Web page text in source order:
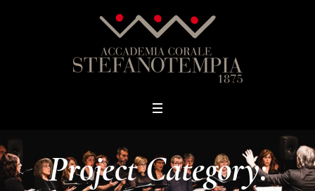
Project Category: